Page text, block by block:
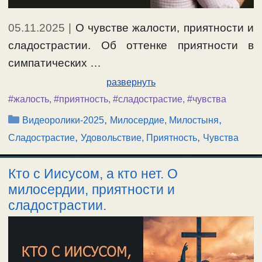
05.11.2025 | О чувстве жалости, приятности и
сладострастии. Об оттенке приятности в
симпатических …
развернуть
#жалость, #приятность, #сладострастие, #чувства
Рубрики
Видеоролики-2025, Милосердие, Милостыня,
Сладострастие, Удовольствие, Приятность, Чувства
Кто с Иисусом, а кто нет. О
милосердии, приятности и
сладострастии.